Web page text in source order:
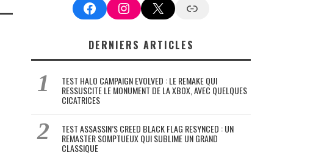
FacebookInstagram
X Google News
DERNIERS ARTICLES
TEST HALO CAMPAIGN EVOLVED : LE REMAKE QUI
RESSUSCITE LE MONUMENT DE LA XBOX, AVEC QUELQUES
CICATRICES
TEST ASSASSIN’S CREED BLACK FLAG RESYNCED : UN
REMASTER SOMPTUEUX QUI SUBLIME UN GRAND
CLASSIQUE